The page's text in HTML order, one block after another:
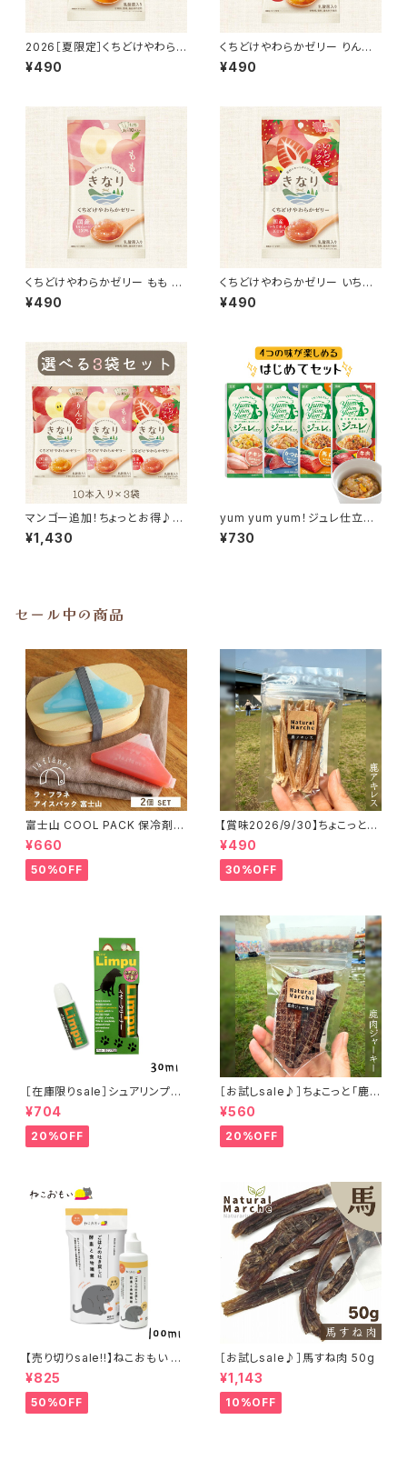
2026［夏限定］くちどけやわら
かゼリー マンゴーミックス 10本
入り
¥490
くちどけやわらかゼリー りんご 1
0本入り
¥490
くちどけやわらかゼリー もも 10
本入り
¥490
くちどけやわらかゼリー いちご
ミックス 10本入り
¥490
マンゴー追加！ちょっとお得♪
［選べるセット］きなり くちどけや
わらかゼリー
¥1,430
yum yum yum！ジュレ仕立て
4袋はじめてセット
¥730
セール中の商品
富士山 COOL PACK 保冷剤 2
個セット ひんやり雑貨 アイスパ
ックla flaner ラフラネ
¥660
50%OFF
【賞味2026/9/30】ちょこっと
「鹿アキレス」ジビエ鹿 おやつ
¥490
30%OFF
［在庫限りsale］シュアリンプウ
イヤークリーナー 30ml
¥704
20%OFF
［お試しsale♪］ちょこっと「鹿肉
ジャーキー」ジビエ鹿 おやつ
¥560
20%OFF
【売り切りsale!!】ねこおもい 猫
ご飯の吐き戻しに 酵素と食物繊
維 100ml
¥825
50%OFF
［お試しsale♪］馬すね肉 50g
¥1,143
10%OFF